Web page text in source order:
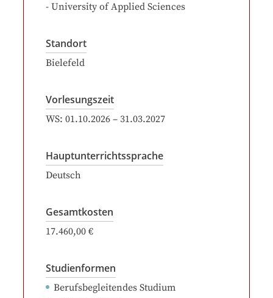
- University of Applied Sciences
Standort
Bielefeld
Vorlesungszeit
WS: 01.10.2026 – 31.03.2027
Hauptunterrichtssprache
Deutsch
Gesamtkosten
17.460,00 €
Studienformen
Berufsbegleitendes Studium